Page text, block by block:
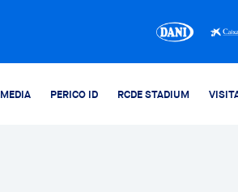
PERICO ID RCDE STADIUM